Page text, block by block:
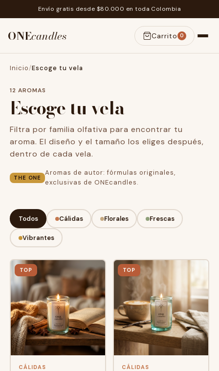
Envío gratis desde $80.000 en toda Colombia
ONEcandles Carrito 0
Inicio/Escoge tu vela
12 AROMAS
Escoge tu vela
Filtra por familia olfativa para encontrar tu
aroma. El diseño y el tamaño los eliges después,
dentro de cada vela.
THE ONE
Aromas de autor: fórmulas originales,
exclusivas de ONEcandles.
Todos Cálidas Florales Frescas
Vibrantes
TOP
CÁLIDAS
TOP
CÁLIDAS